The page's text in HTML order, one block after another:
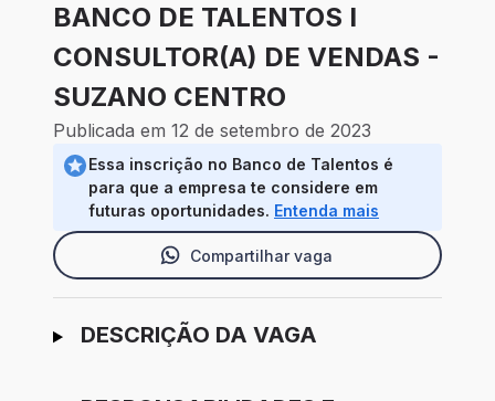
BANCO DE TALENTOS I
CONSULTOR(A) DE VENDAS -
SUZANO CENTRO
Publicada em 12 de setembro de 2023
Essa inscrição no Banco de Talentos é
para que a empresa te considere em
futuras oportunidades. Entenda mais
Compartilhar vaga
Ir para candidatura
DESCRIÇÃO DA VAGA